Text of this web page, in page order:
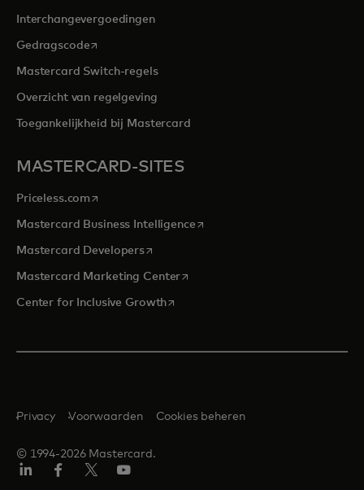
Interchangevergoedingen
Gedragscodeopens in a new tab
Mastercard Switch-regels
Overzicht van regelgeving
Toegankelijkheid bij Mastercard
MASTERCARD-SITES
Priceless.com opens in a new tab
Mastercard Business Intelligenceopens in a new tab
Mastercard Developersopens in a new tab
Mastercard Marketing Centeropens in a new tab
Center for Inclusive Growthopens in a new tab
© 1994-2026 Mastercard.
Privacy Voorwaarden Cookies beheren